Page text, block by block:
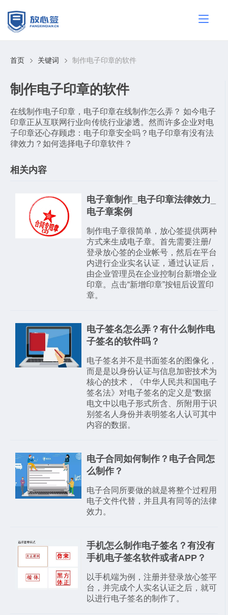
首页 关键词 制作电子印章的软件
制作电子印章的软件
在线制作电子印章，电子印章在线制作怎么弄？ 如今电子
印章正从互联网行业向传统行业渗透。然而许多企业对电
子印章还心存顾虑：电子印章安全吗？电子印章有没有法
律效力？如何选择电子印章软件？
相关内容
电子章制作_电子印章法律效力_
电子章案例
制作电子章很简单，放心签提供两种
方式来生成电子章。首先需要注册/
登录放心签的企业帐号，然后在平台
内进行企业实名认证，通过认证后，
由企业管理员在企业控制台新增企业
印章。点击“新增印章”按钮后设置印
章。
电子签名怎么弄？有什么制作电
子签名的软件吗？
电子签名并不是书面签名的图像化，
而是是以身份认证与信息加密技术为
核心的技术，《中华人民共和国电子
签名法》对电子签名的定义是“数据
电文中以电子形式所含、所附用于识
别签名人身份并表明签名人认可其中
内容的数据。
​电子合同如何制作？电子合同怎
么制作？
电子合同所要做的就是将整个过程用
电子文件代替，并且具有同等的法律
效力。
手机怎么制作电子签名？有没有
手机电子签名软件或者APP？
以手机端为例，注册并登录放心签平
台，并完成个人实名认证之后，就可
以进行电子签名的制作了。